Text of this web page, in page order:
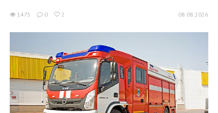
1475 0 2 08.08.2026